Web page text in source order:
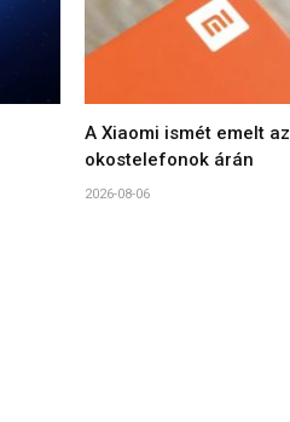
A Xiaomi ismét emelt az
okostelefonok árán
2026-08-06